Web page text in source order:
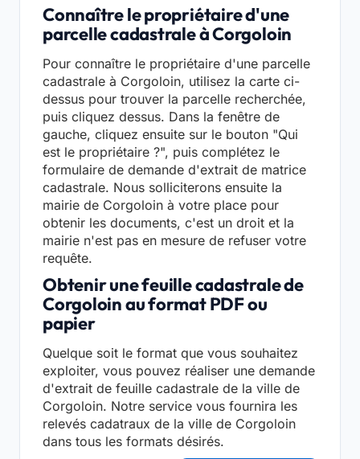
Connaître le propriétaire d'une
parcelle cadastrale à Corgoloin
Pour connaître le propriétaire d'une parcelle
cadastrale à Corgoloin, utilisez la carte ci-
dessus pour trouver la parcelle recherchée,
puis cliquez dessus. Dans la fenêtre de
gauche, cliquez ensuite sur le bouton "Qui
est le propriétaire ?", puis complétez le
formulaire de demande d'extrait de matrice
cadastrale. Nous solliciterons ensuite la
mairie de Corgoloin à votre place pour
obtenir les documents, c'est un droit et la
mairie n'est pas en mesure de refuser votre
requête.
Obtenir une feuille cadastrale de
Corgoloin au format PDF ou
papier
Quelque soit le format que vous souhaitez
exploiter, vous pouvez réaliser une demande
d'extrait de feuille cadastrale de la ville de
Corgoloin. Notre service vous fournira les
relevés cadatraux de la ville de Corgoloin
dans tous les formats désirés.